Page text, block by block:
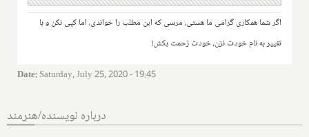
اگر شما همکاری گرامی ما هستی، مرسی که این مطلب را خواندی، اما کپی نکن و با
تغییر به نام خودت نزن، خودت زحمت بکش!
Date:Saturday, July 25, 2020 - 19:45
درباره نویسنده/هنرمند